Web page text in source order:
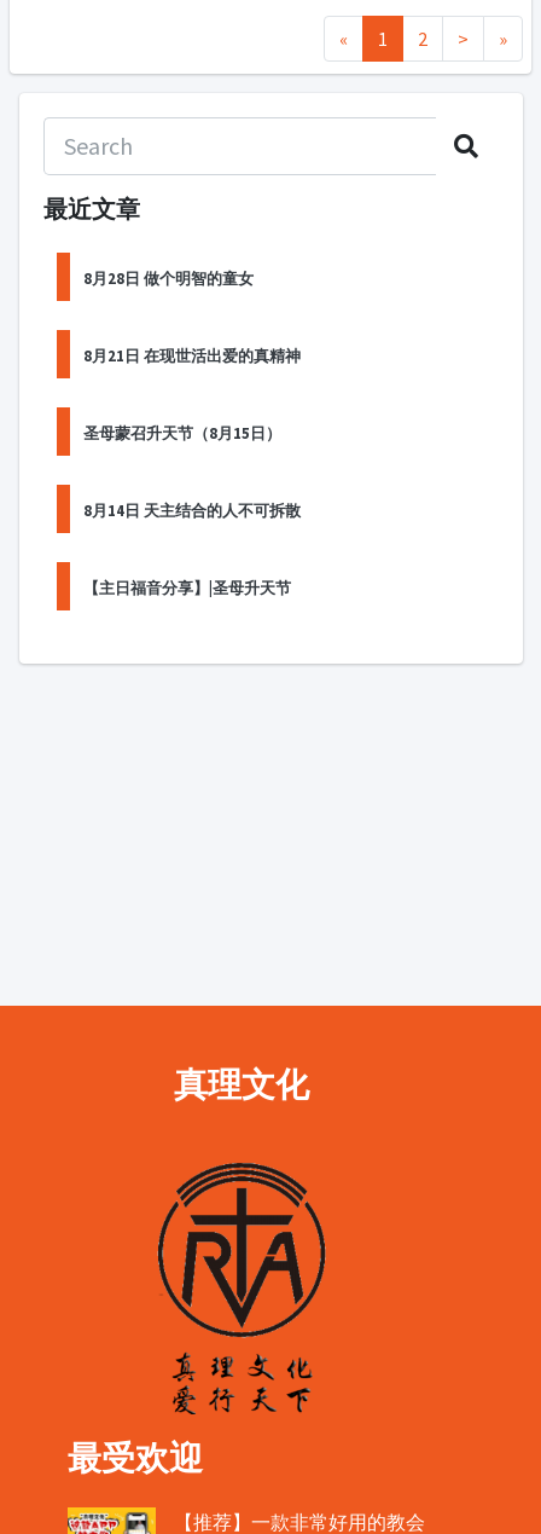
« 1 2 > »
最近文章
8月28日 做个明智的童女
8月21日 在现世活出爱的真精神
圣母蒙召升天节（8月15日）
8月14日 天主结合的人不可拆散
【主日福音分享】|圣母升天节
真理文化
最受欢迎
【推荐】一款非常好用的教会